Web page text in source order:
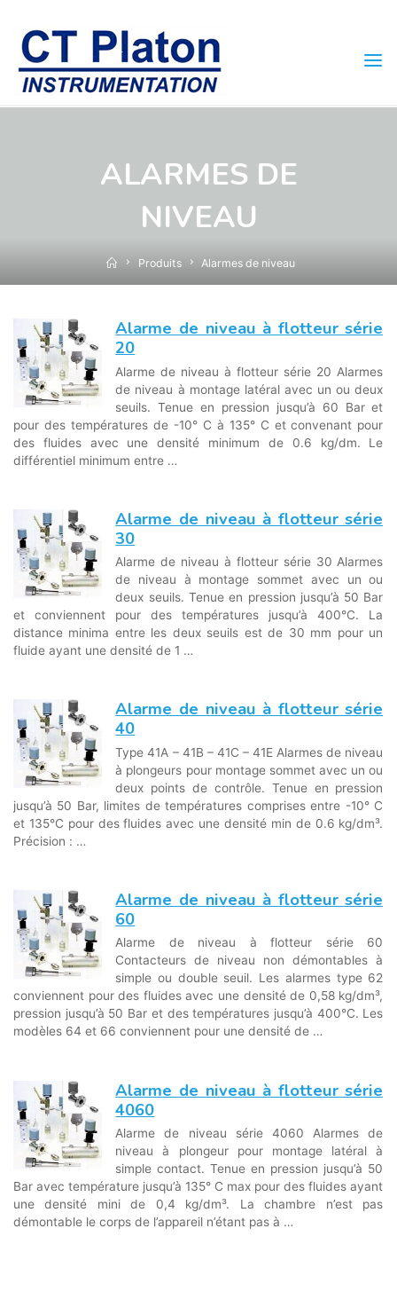
content
ALARMES DE
NIVEAU
HomeProduits Alarmes de niveau
Alarme de niveau à flotteur série
20
Alarme de niveau à flotteur série 20 Alarmes
de niveau à montage latéral avec un ou deux
seuils. Tenue en pression jusqu’à 60 Bar et
pour des températures de -10° C à 135° C et convenant pour
des fluides avec une densité minimum de 0.6 kg/dm. Le
différentiel minimum entre …
Alarme de niveau à flotteur série
30
Alarme de niveau à flotteur série 30 Alarmes
de niveau à montage sommet avec un ou
deux seuils. Tenue en pression jusqu’à 50 Bar
et conviennent pour des températures jusqu’à 400°C. La
distance minima entre les deux seuils est de 30 mm pour un
fluide ayant une densité de 1 …
Alarme de niveau à flotteur série
40
Type 41A – 41B – 41C – 41E Alarmes de niveau
à plongeurs pour montage sommet avec un ou
deux points de contrôle. Tenue en pression
jusqu’à 50 Bar, limites de températures comprises entre -10° C
et 135°C pour des fluides avec une densité min de 0.6 kg/dm³.
Précision : …
Alarme de niveau à flotteur série
60
Alarme de niveau à flotteur série 60
Contacteurs de niveau non démontables à
simple ou double seuil. Les alarmes type 62
conviennent pour des fluides avec une densité de 0,58 kg/dm³,
pression jusqu’à 50 Bar et des températures jusqu’à 400°C. Les
modèles 64 et 66 conviennent pour une densité de …
Alarme de niveau à flotteur série
4060
Alarme de niveau série 4060 Alarmes de
niveau à plongeur pour montage latéral à
simple contact. Tenue en pression jusqu’à 50
Bar avec température jusqu’à 135° C max pour des fluides ayant
une densité mini de 0,4 kg/dm³. La chambre n’est pas
démontable le corps de l’appareil n’étant pas à …